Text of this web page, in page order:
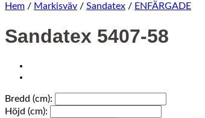
Hem / Markisväv / Sandatex / ENFÄRGADE
Sandatex 5407-58
Bredd (cm):
Höjd (cm):